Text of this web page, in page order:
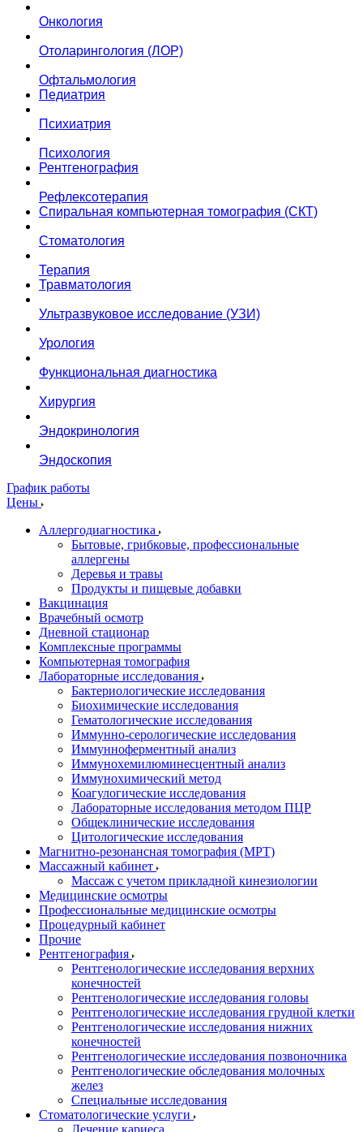
Онкология
Отоларингология (ЛОР)
Офтальмология
Педиатрия
Психиатрия
Психология
Рентгенография
Рефлексотерапия
Спиральная компьютерная томография (СКТ)
Стоматология
Терапия
Травматология
Ультразвуковое исследование (УЗИ)
Урология
Функциональная диагностика
Хирургия
Эндокринология
Эндоскопия
График работы
Цены
Аллергодиагностика
Бытовые, грибковые, профессиональные
аллергены
Деревья и травы
Продукты и пищевые добавки
Вакцинация
Врачебный осмотр
Дневной стационар
Комплексные программы
Компьютерная томография
Лабораторные исследования
Бактериологические исследования
Биохимические исследования
Гематологические исследования
Иммунно-серологические исследования
Иммунноферментный анализ
Иммунохемилюминесцентный анализ
Иммунохимический метод
Коагулогические исследования
Лабораторные исследования методом ПЦР
Общеклинические исследования
Цитологические исследования
Магнитно-резонансная томография (МРТ)
Массажный кабинет
Массаж с учетом прикладной кинезиологии
Медицинские осмотры
Профессиональные медицинские осмотры
Процедурный кабинет
Прочие
Рентгенография
Рентгенологические исследования верхних
конечностей
Рентгенологические исследования головы
Рентгенологические исследования грудной клетки
Рентгенологические исследования нижних
конечностей
Рентгенологические исследования позвоночника
Рентгенологические обследования молочных
желез
Специальные исследования
Стоматологические услуги
Лечение кариеса